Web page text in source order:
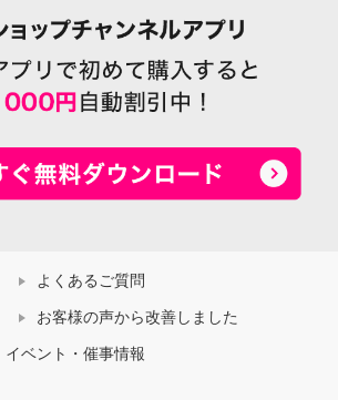
よくあるご質問
お客様の声から改善しました
イベント・催事情報